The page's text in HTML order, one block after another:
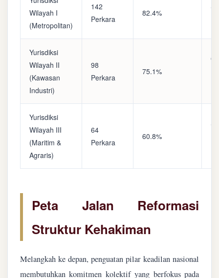
Wilayah I
(Metropolitan)
142
Perkara
82.4%
Yurisdiksi
Wilayah II
(Kawasan
Industri)
98
Perkara
75.1%
Yurisdiksi
Wilayah III
(Maritim &
Agraris)
64
Perkara
60.8%
Peta Jalan Reformasi
Struktur Kehakiman
Melangkah ke depan, penguatan pilar keadilan nasional
membutuhkan komitmen kolektif yang berfokus pada